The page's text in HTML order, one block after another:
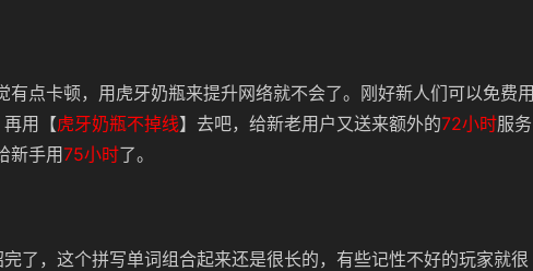
有点卡顿，用虎牙奶瓶来提升网络就不会了。刚好新人们可以免费用
再用【虎牙奶瓶不掉线】去吧，给新老用户又送来额外的72小时服务
新手用75小时了。
了，这个拼写单词组合起来还是很长的，有些记性不好的玩家就很